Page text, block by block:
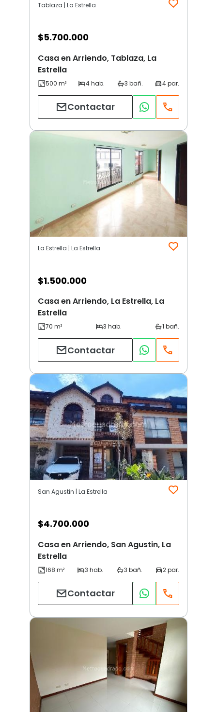
Tablaza | La Estrella
$5.700.000
Casa en Arriendo, Tablaza, La
Estrella
Contactar
La Estrella | La Estrella
$1.500.000
Casa en Arriendo, La Estrella, La
Estrella
Contactar
San Agustin | La Estrella
$4.700.000
Casa en Arriendo, San Agustin, La
Estrella
Contactar